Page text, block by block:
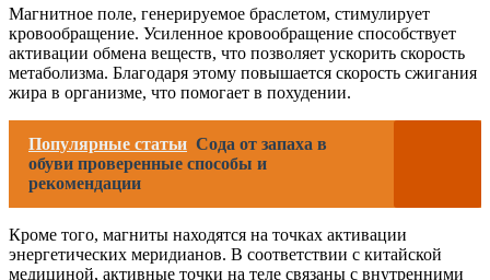
Магнитное поле, генерируемое браслетом, стимулирует
кровообращение. Усиленное кровообращение способствует
активации обмена веществ, что позволяет ускорить скорость
метаболизма. Благодаря этому повышается скорость сжигания
жира в организме, что помогает в похудении.
Популярные статьи Сода от запаха в
обуви проверенные способы и
рекомендации
Кроме того, магниты находятся на точках активации
энергетических меридианов. В соответствии с китайской
медициной, активные точки на теле связаны с внутренними